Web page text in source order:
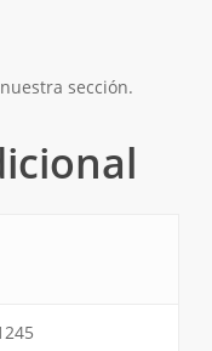
sección.